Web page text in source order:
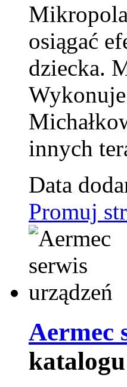
osiągać
dziecka.
innych
Data
Promuj
Aermec